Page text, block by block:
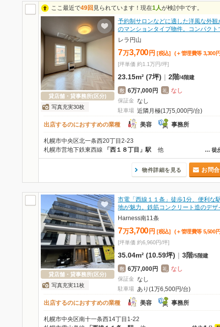
ここ最近で49回 見られています！現在1人が検討中です。
貸店舗・貸事務所(区分)
写真充実30枚
予約制サロンなどに適した洋風な外観
のマンションタイプ物件。コンパク
レラ円山
7万3,700 円 [税込] (＋管理費等 3,300
[坪単価 約1.1万円/坪]
23.15m² (7坪) | 2階/4階建
敷 6万7,000円 礼 なし
保証金 なし
駐車場 近隣月極(1万5,000円/台)
出店するのにおすすめの業種
美容 事務所
札幌市中央区北一条西20丁目2-23
… 徒
札幌市営地下鉄東西線 「西１８丁目」駅 他
物件詳細を見る お問
貸店舗・貸事務所(区分)
写真充実11枚
市電「西線１１条」徒歩1分、便利な
地が魅力。鉄筋コンクリート造のデ
Harness南11条
7万3,700 円 [税込] (＋管理費等 5,500
[坪単価 約6,960円/坪]
35.04m² (10.59坪) | 3階/5階建
敷 6万7,000円 礼 なし
保証金 なし
駐車場 あり(1万6,500円/台)
出店するのにおすすめの業種
美容 事務所
札幌市中央区南十一条西14丁目1-22